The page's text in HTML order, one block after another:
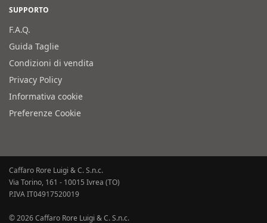
SUPPORTO
F.A.Q.
Guida Taglie
Condizioni di vendita
Privacy Policy
Informativa cookie
Preferenze Cookie
Caffaro Rore Luigi & C. S.n.c.
Via Torino, 161 - 10015 Ivrea (TO)
P.IVA IT04917520019
© 2026 Caffaro Rore Luigi & C. S.n.c.